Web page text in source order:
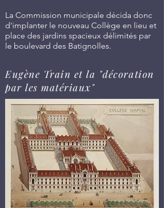
La Commission municipale décida donc
d'implanter le nouveau Collège en lieu et
place des jardins spacieux délimités par
le boulevard des Batignolles.
Eugène Train et la "décoration
par les matériaux"